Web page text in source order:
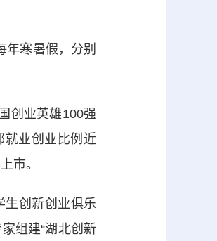
寒暑假，分别
创业英雄100强
就业创业比例近
市。
创新创业俱乐
组建“湖北创新